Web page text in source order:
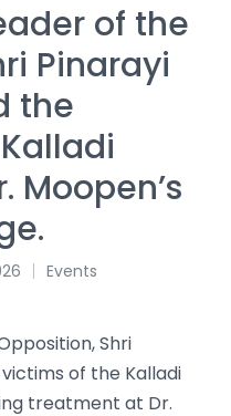
of the
Pinarayi
the
Moopen’s
Events
Shri
of the Kalladi
treatment at Dr.